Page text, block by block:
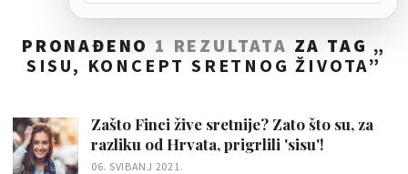
PRONAĐENO 1 REZULTATA ZA TAG „
SISU, KONCEPT SRETNOG ŽIVOTA”
Zašto Finci žive sretnije? Zato što su, za
razliku od Hrvata, prigrlili 'sisu'!
06. SVIBANJ 2021.